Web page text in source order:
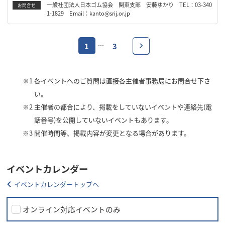
お問合せ
一般社団法人日本ゴム協会 関東支部 安藤ゆかり TEL：03-340
1-1829 Email：kanto@srij.or.jp
1 … 3
※1各イベントへのご質問は直接各主催者事務局にお問合せ下さ
い。
※2 主催者の都合により、掲載をしていないイベントや連絡先(電
話番号)を公開していないイベントもあります。
※3 開催時間等、掲載内容が変更となる場合があります。
イベントカレンダー
イベントカレンダートップへ
オンライン対応イベントのみ